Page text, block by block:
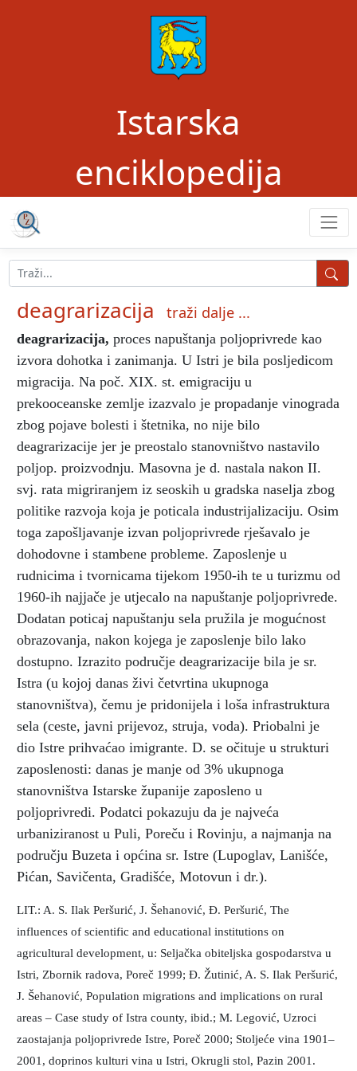
Istarska
enciklopedija
deagrarizacija traži dalje ...
deagrarizacija, proces napuštanja poljoprivrede kao
izvora dohotka i zanimanja. U Istri je bila posljedicom
migracija. Na poč. XIX. st. emigraciju u
prekooceanske zemlje izazvalo je propadanje vinograda
zbog pojave bolesti i štetnika, no nije bilo
deagrarizacije jer je preostalo stanovništvo nastavilo
poljop. proizvodnju. Masovna je d. nastala nakon II.
svj. rata migriranjem iz seoskih u gradska naselja zbog
politike razvoja koja je poticala industrijalizaciju. Osim
toga zapošljavanje izvan poljoprivrede rješavalo je
dohodovne i stambene probleme. Zaposlenje u
rudnicima i tvornicama tijekom 1950-ih te u turizmu od
1960-ih najjače je utjecalo na napuštanje poljoprivrede.
Dodatan poticaj napuštanju sela pružila je mogućnost
obrazovanja, nakon kojega je zaposlenje bilo lako
dostupno. Izrazito područje deagrarizacije bila je sr.
Istra (u kojoj danas živi četvrtina ukupnoga
stanovništva), čemu je pridonijela i loša infrastruktura
sela (ceste, javni prijevoz, struja, voda). Priobalni je
dio Istre prihvaćao imigrante. D. se očituje u strukturi
zaposlenosti: danas je manje od 3% ukupnoga
stanovništva Istarske županije zaposleno u
poljoprivredi. Podatci pokazuju da je najveća
urbaniziranost u Puli, Poreču i Rovinju, a najmanja na
području Buzeta i općina sr. Istre (Lupoglav, Lanišće,
Pićan, Savičenta, Gradišće, Motovun i dr.).
LIT.: A. S. Ilak Peršurić, J. Šehanović, Đ. Peršurić, The
influences of scientific and educational institutions on
agricultural development, u: Seljačka obiteljska gospodarstva u
Istri, Zbornik radova, Poreč 1999; Đ. Žutinić, A. S. Ilak Peršurić,
J. Šehanović, Population migrations and implications on rural
areas – Case study of Istra county, ibid.; M. Legović, Uzroci
zaostajanja poljoprivrede Istre, Poreč 2000; Stoljeće vina 1901–
2001, doprinos kulturi vina u Istri, Okrugli stol, Pazin 2001.